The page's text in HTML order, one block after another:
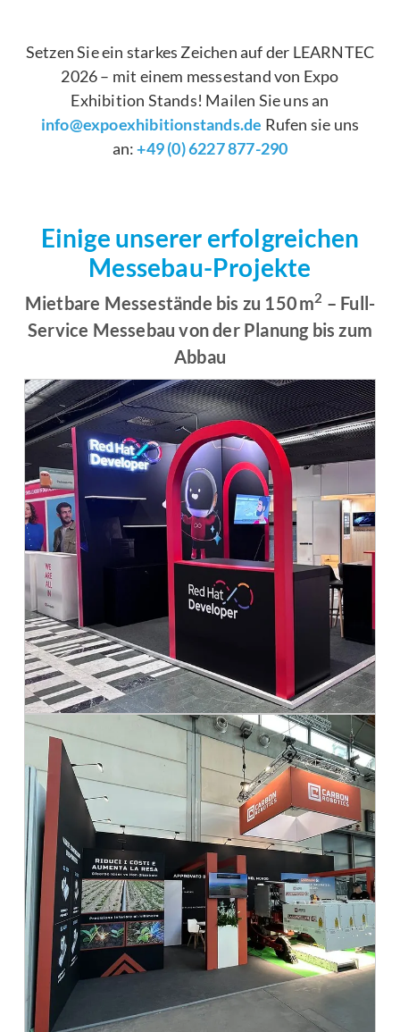
Setzen Sie ein starkes Zeichen auf der LEARNTEC
2026 – mit einem messestand von Expo
Exhibition Stands! Mailen Sie uns an
info@expoexhibitionstands.de Rufen sie uns
an:+49 (0) 6227 877-290
Einige unserer erfolgreichen
Messebau-Projekte
Mietbare Messestände bis zu 150 m2 – Full-
Service Messebau von der Planung bis zum
Abbau